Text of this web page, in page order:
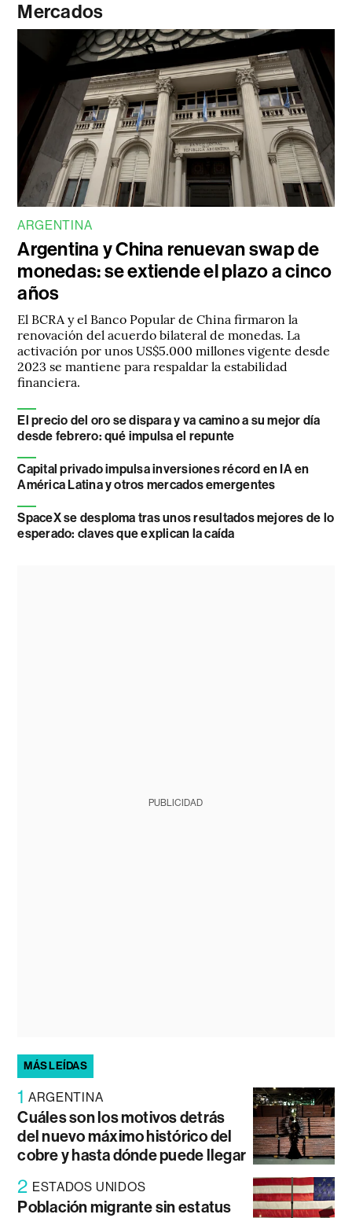
Mercados
ARGENTINA
Argentina y China renuevan swap de
monedas: se extiende el plazo a cinco
años
El BCRA y el Banco Popular de China firmaron la
renovación del acuerdo bilateral de monedas. La
activación por unos US$5.000 millones vigente desde
2023 se mantiene para respaldar la estabilidad
financiera.
El precio del oro se dispara y va camino a su mejor día
desde febrero: qué impulsa el repunte
Capital privado impulsa inversiones récord en IA en
América Latina y otros mercados emergentes
SpaceX se desploma tras unos resultados mejores de lo
esperado: claves que explican la caída
PUBLICIDAD
MÁS LEÍDAS
1 ARGENTINA
Cuáles son los motivos detrás
del nuevo máximo histórico del
cobre y hasta dónde puede llegar
2 ESTADOS UNIDOS
Población migrante sin estatus